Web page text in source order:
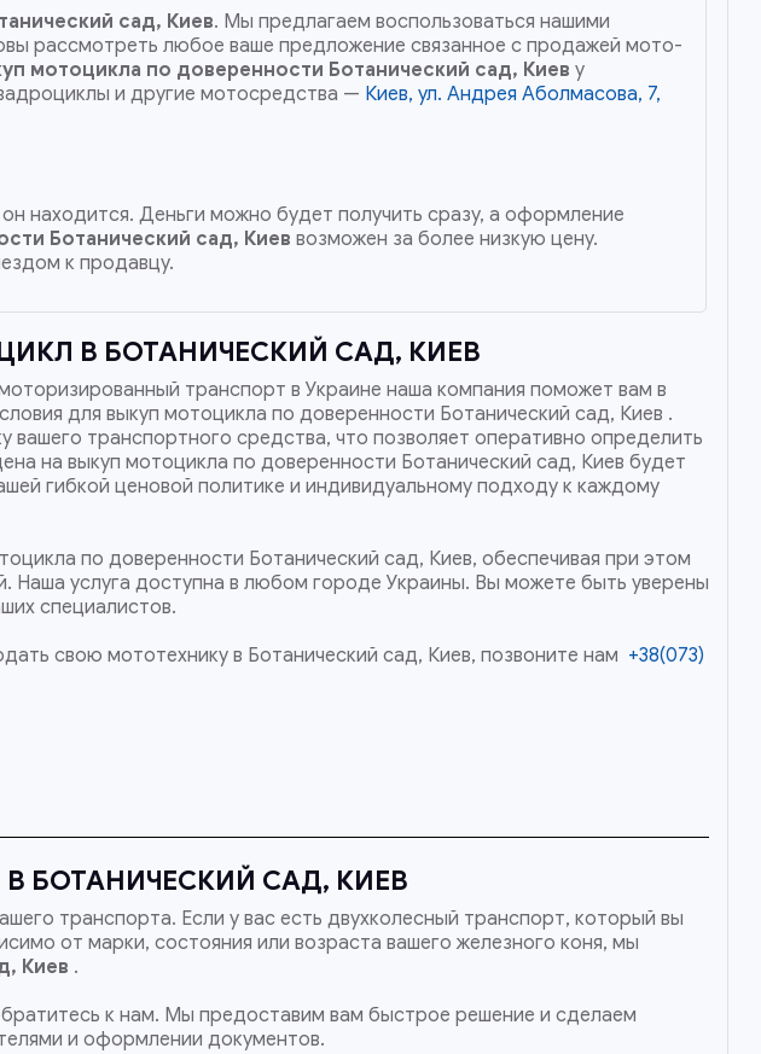
сад, Киев. Мы предлагаем воспользоваться нашими
рассмотреть любое ваше предложение связанное с продажей мото-
мотоцикла по доверенности Ботанический сад, Киев у
и другие мотосредства — Киев, ул. Андрея Аболмасова, 7,
находится. Деньги можно будет получить сразу, а оформление
Ботанический сад, Киев возможен за более низкую цену.
к продавцу.
В БОТАНИЧЕСКИЙ САД, КИЕВ
транспорт в Украине наша компания поможет вам в
для выкуп мотоцикла по доверенности Ботанический сад, Киев .
транспортного средства, что позволяет оперативно определить
на выкуп мотоцикла по доверенности Ботанический сад, Киев будет
гибкой ценовой политике и индивидуальному подходу к каждому
по доверенности Ботанический сад, Киев, обеспечивая при этом
Наша услуга доступна в любом городе Украины. Вы можете быть уверены
специалистов.
свою мототехнику в Ботанический сад, Киев, позвоните нам +38(073)
БОТАНИЧЕСКИЙ САД, КИЕВ
транспорта. Если у вас есть двухколесный транспорт, который вы
от марки, состояния или возраста вашего железного коня, мы
Киев .
к нам. Мы предоставим вам быстрое решение и сделаем
и оформлении документов.